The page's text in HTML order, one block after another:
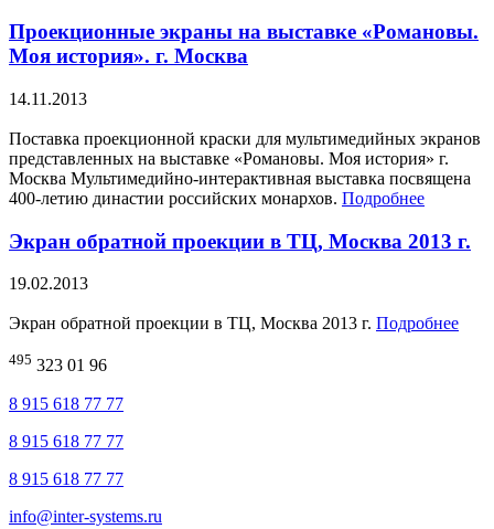
Проекционные экраны на выставке «Романовы.
Моя история». г. Москва
14.11.2013
Поставка проекционной краски для мультимедийных экранов
представленных на выставке «Романовы. Моя история» г.
Москва Мультимедийно-интерактивная выставка посвящена
400-летию династии российских монархов. Подробнее
Экран обратной проекции в ТЦ, Москва 2013 г.
19.02.2013
Экран обратной проекции в ТЦ, Москва 2013 г. Подробнее
495 323 01 96
8 915 618 77 77
8 915 618 77 77
8 915 618 77 77
info@inter-systems.ru